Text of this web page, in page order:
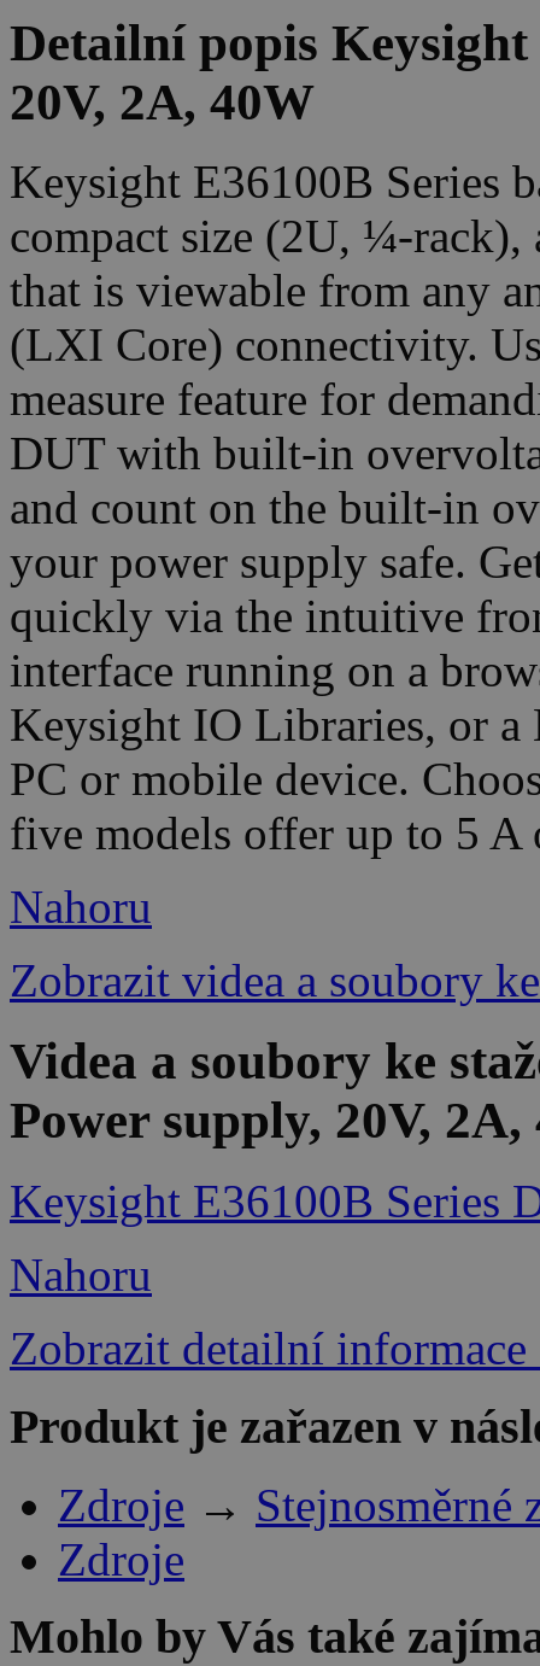
Detailní popis
20V, 2A, 40W
Keysight E36100B Series
compact size (2U, ¼-
that is viewable from any
(LXI Core) connectivity.
measure feature for
DUT with built-in
and count on the built-in
your power supply safe.
quickly via the intuitive
interface running on a
Keysight IO Libraries, or a
PC or mobile device.
five models offer up to 5 A
Nahoru
Zobrazit videa a soubory
Videa a soubory ke
Power supply, 20V, 2A,
Keysight E36100B Series
Nahoru
Zobrazit detailní informace
Produkt je zařazen v
Zdroje → Stejnosměrné
Zdroje
Mohlo by Vás také